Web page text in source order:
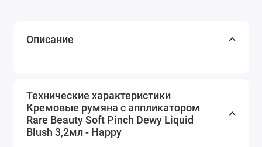
Описание
Технические характеристики
Кремовые румяна с аппликатором
Rare Beauty Soft Pinch Dewy Liquid
Blush 3,2мл - Happy